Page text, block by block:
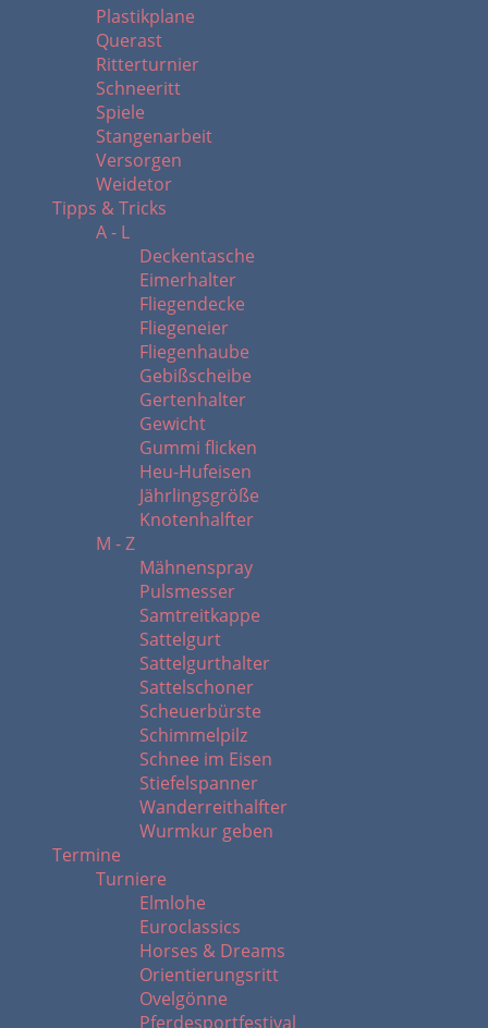
Plastikplane
Querast
Ritterturnier
Schneeritt
Spiele
Stangenarbeit
Versorgen
Weidetor
Tipps & Tricks
A - L
Deckentasche
Eimerhalter
Fliegendecke
Fliegeneier
Fliegenhaube
Gebißscheibe
Gertenhalter
Gewicht
Gummi flicken
Heu-Hufeisen
Jährlingsgröße
Knotenhalfter
M - Z
Mähnenspray
Pulsmesser
Samtreitkappe
Sattelgurt
Sattelgurthalter
Sattelschoner
Scheuerbürste
Schimmelpilz
Schnee im Eisen
Stiefelspanner
Wanderreithalfter
Wurmkur geben
Termine
Turniere
Elmlohe
Euroclassics
Horses & Dreams
Orientierungsritt
Ovelgönne
Pferdesportfestival